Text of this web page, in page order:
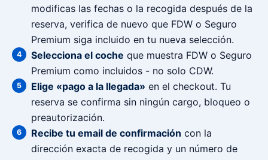
modificas las fechas o la recogida después de la
reserva, verifica de nuevo que FDW o Seguro
Premium siga incluido en tu nueva selección.
Selecciona el coche que muestra FDW o Seguro
Premium como incluidos - no solo CDW.
Elige «pago a la llegada» en el checkout. Tu
reserva se confirma sin ningún cargo, bloqueo o
preautorización.
Recibe tu email de confirmación con la
dirección exacta de recogida y un número de